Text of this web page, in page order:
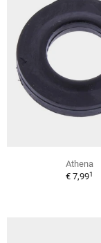
Athena
€ 7,991